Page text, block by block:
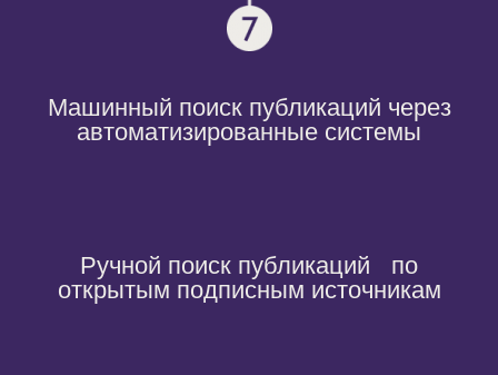
Машинный поиск публикаций через
автоматизированные системы
Ручной поиск публикаций по
открытым подписным источникам